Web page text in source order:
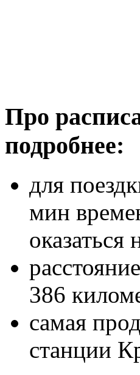
Про
подробнее:
для
мин
386
самая
станции